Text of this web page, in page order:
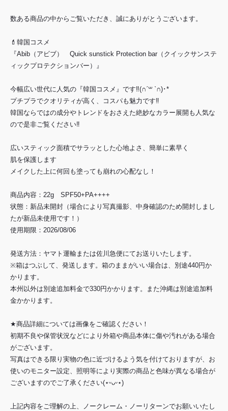
数ある商品の中からご覧いただき、誠にありがとうございます。
💄韓国コスメ
『Abib（アビブ） Quick sunstick Protection bar（クイックサンステ
ィックプロテクションバー）』
今幅広い世代に人気の『韓国コスメ』です‼(∩ˊ꒳ ˋ∩)･*
プチプラでクオリティが高く、コスパも魅力です‼
韓国ならではの成分やトレンドをおさえた絶妙なカラー展開も人気な
ので是非ご覧ください‼
広いスティック面積でサラッとした心地よさ、簡単に素早く
肌を保護します
メイクした上に何回も塗っても崩れの心配なし！
商品内容：22g SPF50+PA++++
状態：新品未開封（場合により写真撮影、中身確認のため開封しまし
たが新品未使用です！）
使用期限：2026/08/06
発送方法：ヤマト運輸または佐川急便にてお送りいたします。
※箱はつぶして、発送します。箱のままがいい場合は、別途440円か
かります。
本州以外は別途追加料金で330円かかります。また沖縄は別途追加料
金かかります。
★商品詳細については画像をご確認ください！
初期不良や保管状況などにより外箱や商品本体に傷や汚れがある場合
がございます。
写真はできる限り実物の色に近づけるよう気を付けておりますが、お
使いのモニター設定、照明等により実際の商品と色味が異なる場合が
ございますのでご了承ください(⋆ᵕᴗᵕ⋆)
上記内容をご理解の上、ノークレーム・ノーリターンでお願いいたし